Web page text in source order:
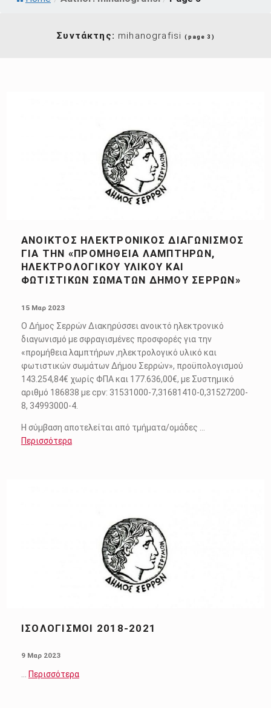
Συντάκτης: mihanografisi (page 3)
ΑΝΟΙΚΤΌΣ ΗΛΕΚΤΡΟΝΙΚΌΣ ΔΙΑΓΩΝΙΣΜΌΣ
ΓΙΑ ΤΗΝ «ΠΡΟΜΉΘΕΙΑ ΛΑΜΠΤΉΡΩΝ,
ΗΛΕΚΤΡΟΛΟΓΙΚΟΎ ΥΛΙΚΟΎ ΚΑΙ
ΦΩΤΙΣΤΙΚΏΝ ΣΩΜΆΤΩΝ ΔΉΜΟΥ ΣΕΡΡΏΝ»
15 Μαρ 2023
Ο Δήμος Σερρών Διακηρύσσει ανοικτό ηλεκτρονικό
διαγωνισμό με σφραγισμένες προσφορές για την
«προμήθεια λαμπτήρων ,ηλεκτρολογικό υλικό και
φωτιστικών σωμάτων Δήμου Σερρών», προϋπολογισμού
143.254,84€ χωρίς ΦΠΑ και 177.636,00€, με Συστημικό
αριθμό 186838 με cpv: 31531000-7,31681410-0,31527200-
8, 34993000-4.
Η σύμβαση αποτελείται από τμήματα/ομάδες …
Περισσότερα
ΙΣΟΛΟΓΙΣΜΟΙ 2018-2021
9 Μαρ 2023
Περισσότερα